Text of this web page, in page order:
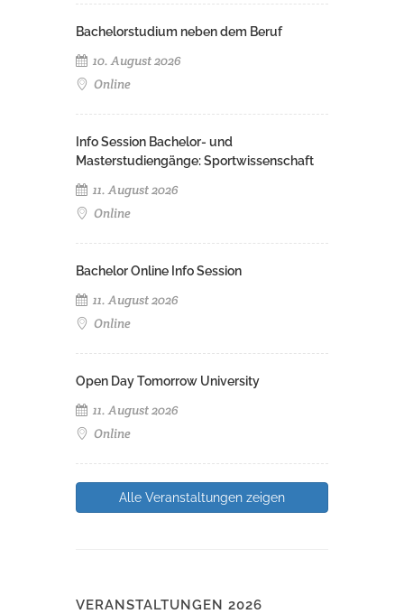
Bachelorstudium neben dem Beruf
10. August 2026
Online
Info Session Bachelor- und
Masterstudiengänge: Sportwissenschaft
11. August 2026
Online
Bachelor Online Info Session
11. August 2026
Online
Open Day Tomorrow University
11. August 2026
Online
Alle Veranstaltungen zeigen
VERANSTALTUNGEN 2026